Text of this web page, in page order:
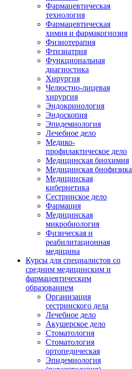
Фармацевтическая
технология
Фармацевтическая
химия и фармакогнозия
Физиотерапия
Фтизиатрия
Функциональная
диагностика
Хирургия
Челюстно-лицевая
хирургия
Эндокринология
Эндоскопия
Эпидемиология
Лечебное дело
Медико-
профилактическое дело
Медицинская биохимия
Медицинская биофизика
Медицинская
кибернетика
Сестринское дело
Фармация
Медицинская
микробиология
Физическая и
реабилитационная
медицина
Курсы для специалистов со
средним медицинским и
фармацевтическим
образованием
Организация
сестринского дела
Лечебное дело
Акушерское дело
Стоматология
Стоматология
ортопедическая
Эпидемиология